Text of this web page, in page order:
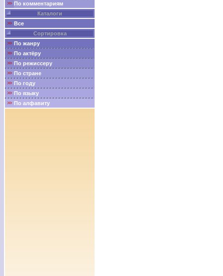
По комментариям
Каталоги
Все
Сортировка
По жанру
По актёру
По режиссеру
По стране
По году
По языку
По алфавиту